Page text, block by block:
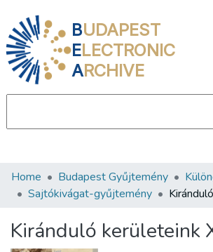
BUDAPEST
ELECTRONIC
ARCHIVE
Communities & Collections
Statistics
Home Budapest Gyűjtemény
Sajtókivágat-gyűjtemény
Kiránduló kerületeink